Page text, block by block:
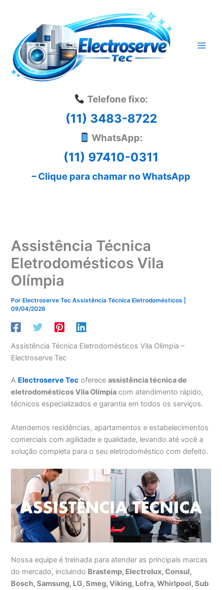
conteúdo
Telefone fixo:
(11) 3483-8722
WhatsApp:
(11) 97410-0311
– Clique para chamar no WhatsApp
Assistência Técnica
Eletrodomésticos Vila
Olímpia
Por Electroserve Tec Assistência Técnica Eletrodomésticos
09/04/2026
Assistência Técnica Eletrodomésticos Vila Olímpia –
Electroserve Tec
A Electroserve Tec ofereceassistência técnica de
eletrodomésticos Vila Olímpia com atendimento rápido,
técnicos especializados e garantia em todos os serviços.
Atendemos residências, apartamentos e estabelecimentos
comerciais com agilidade e qualidade, levando até você a
solução completa para o seu eletrodoméstico com defeito.
Nossa equipe é treinada para atender as principais marcas
do mercado, incluindo Brastemp, Electrolux, Consul,
Bosch, Samsung, LG, Smeg, Viking, Lofra, Whirlpool, Sub